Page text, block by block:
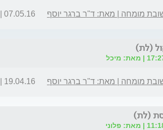
מומחה | מאת: ד"ר ברגר יוסף 07.05.16 | 12:37
(לת)
מומחה | מאת: ד"ר ברגר יוסף 19.04.16 | 08:38
(לת)